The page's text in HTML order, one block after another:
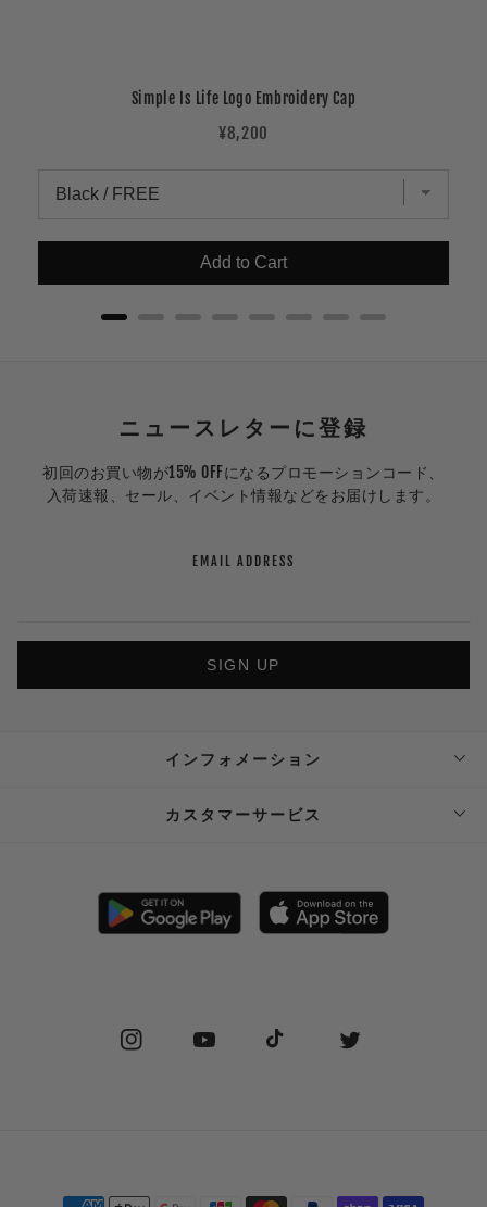
Simple Is Life Logo Embroidery Cap
Price
¥8,200
Add to Cart
ニュースレターに登録
初回のお買い物が15% OFFになるプロモーションコード、
入荷速報、セール、イベント情報などをお届けします。
EMAIL ADDRESS
SIGN UP
インフォメーション
ABOUT SUPPLIER
STOCKIST
カスタマーサービス
SHIPPING
Instagram YouTube TikTok Twitter
Payment